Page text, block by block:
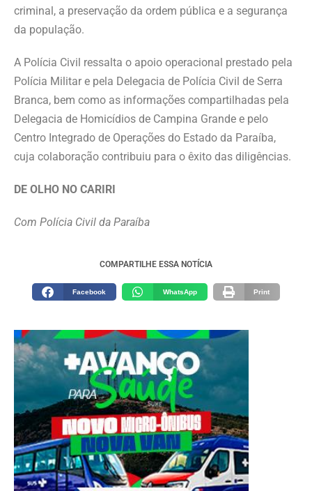
criminal, a preservação da ordem pública e a segurança
da população.
A Polícia Civil ressalta o apoio operacional prestado pela
Polícia Militar e pela Delegacia de Polícia Civil de Serra
Branca, bem como as informações compartilhadas pela
Delegacia de Homicídios de Campina Grande e pelo
Centro Integrado de Operações do Estado da Paraíba,
cuja colaboração contribuiu para o êxito das diligências.
DE OLHO NO CARIRI
Com Polícia Civil da Paraíba
COMPARTILHE ESSA NOTÍCIA
Facebook WhatsApp Print